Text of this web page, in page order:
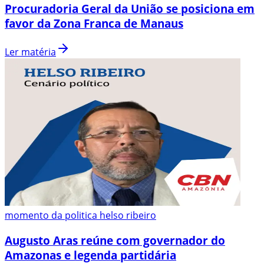
Procuradoria Geral da União se posiciona em
favor da Zona Franca de Manaus
Ler matéria
momento da politica helso ribeiro
Augusto Aras reúne com governador do
Amazonas e legenda partidária